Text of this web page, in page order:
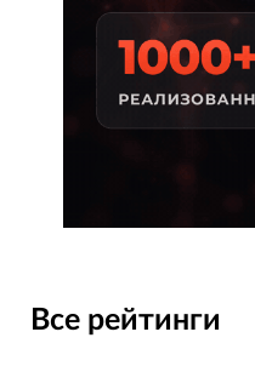
Все рейтинги